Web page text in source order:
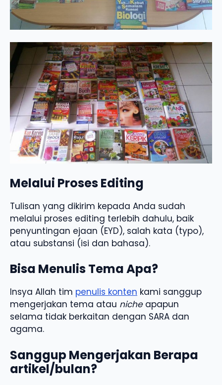
Melalui Proses Editing
Tulisan yang dikirim kepada Anda sudah
melalui proses editing terlebih dahulu, baik
penyuntingan ejaan (EYD), salah kata (typo),
atau substansi (isi dan bahasa).
Bisa Menulis Tema Apa?
Insya Allah tim penulis konten kami sanggup
mengerjakan tema atau nicheapapun
selama tidak berkaitan dengan SARA dan
agama.
Sanggup Mengerjakan Berapa
artikel/bulan?